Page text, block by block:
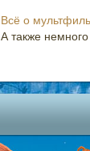
Всё о
А также